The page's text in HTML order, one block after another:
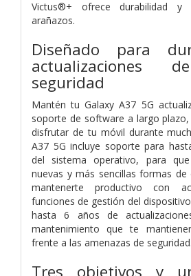
Victus®+ ofrece durabilidad y
arañazos.
Diseñado para
seguridad
Mantén tu Galaxy A37 5G
soporte de software a largo
disfrutar de tu móvil durante
A37 5G incluye soporte para
del sistema operativo, para
nuevas y más sencillas formas
mantenerte productivo con
funciones de gestión del
hasta 6 años de
mantenimiento que te
frente a las amenazas de seguridad.
Tres objetivos y